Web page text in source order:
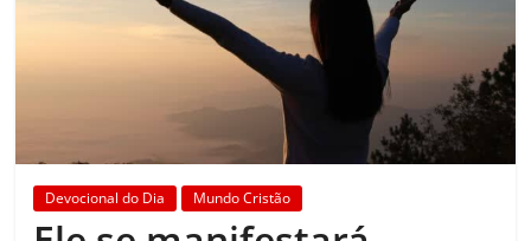
Devocional do Dia Mundo Cristão